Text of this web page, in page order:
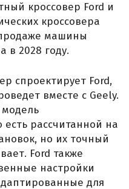
кроссовер Ford и
кроссовера
машины
в 2028 году.
спроектирует Ford,
вместе с Geely.
есть рассчитанной на
но их точный
Ford также
настройки
для